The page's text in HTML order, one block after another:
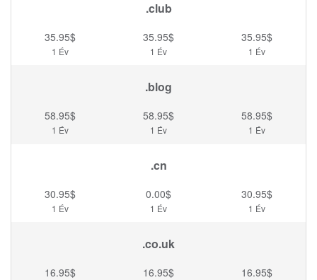
.club
35.95$
1 Év
35.95$
1 Év
35.95$
1 Év
.blog
58.95$
1 Év
58.95$
1 Év
58.95$
1 Év
.cn
30.95$
1 Év
0.00$
1 Év
30.95$
1 Év
.co.uk
16.95$ 16.95$ 16.95$